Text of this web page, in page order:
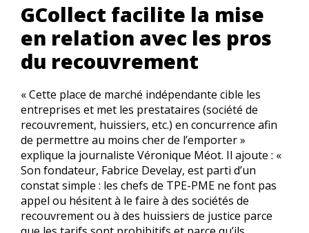
GCollect facilite la mise
en relation avec les pros
du recouvrement
« Cette place de marché indépendante cible les
entreprises et met les prestataires (société de
recouvrement, huissiers, etc.) en concurrence afin
de permettre au moins cher de l’emporter »
explique la journaliste Véronique Méot. Il ajoute : «
Son fondateur, Fabrice Develay, est parti d’un
constat simple : les chefs de TPE-PME ne font pas
appel ou hésitent à le faire à des sociétés de
recouvrement ou à des huissiers de justice parce